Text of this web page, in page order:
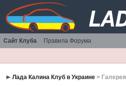
Сайт Клуба Правила Форума
Лада Калина Клуб в Украине > Галерея